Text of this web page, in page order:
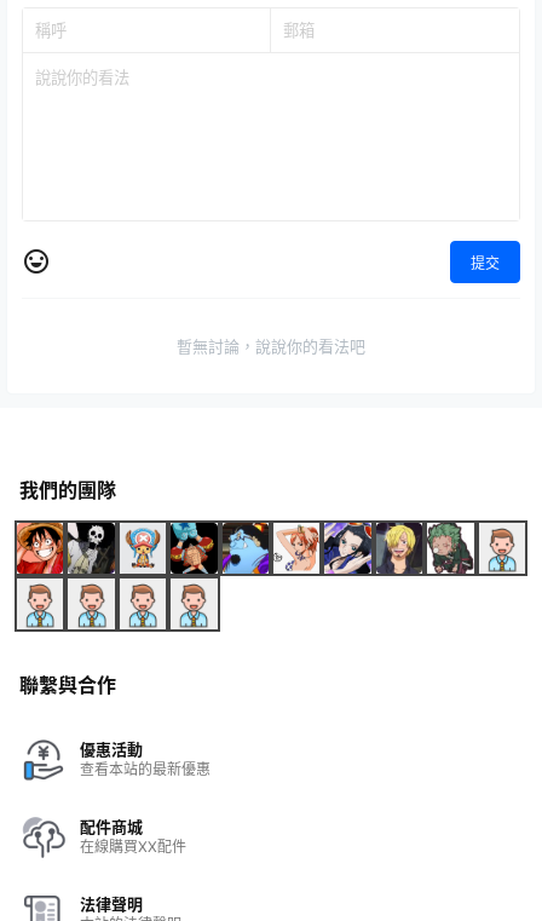
提交
暫無討論，說說你的看法吧
我們的團隊
聯繫與合作
優惠活動
查看本站的最新優惠
配件商城
在線購買XX配件
法律聲明